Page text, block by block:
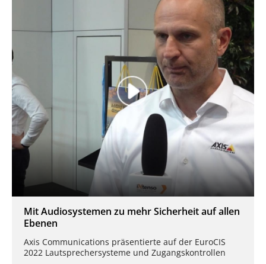
Mit Audiosystemen zu mehr Sicherheit auf allen
Ebenen
Axis Communications präsentierte auf der EuroCIS
2022 Lautsprechersysteme und Zugangskontrollen